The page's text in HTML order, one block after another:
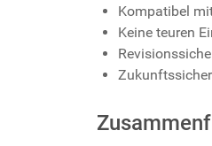
Kompatibel
Keine teuren